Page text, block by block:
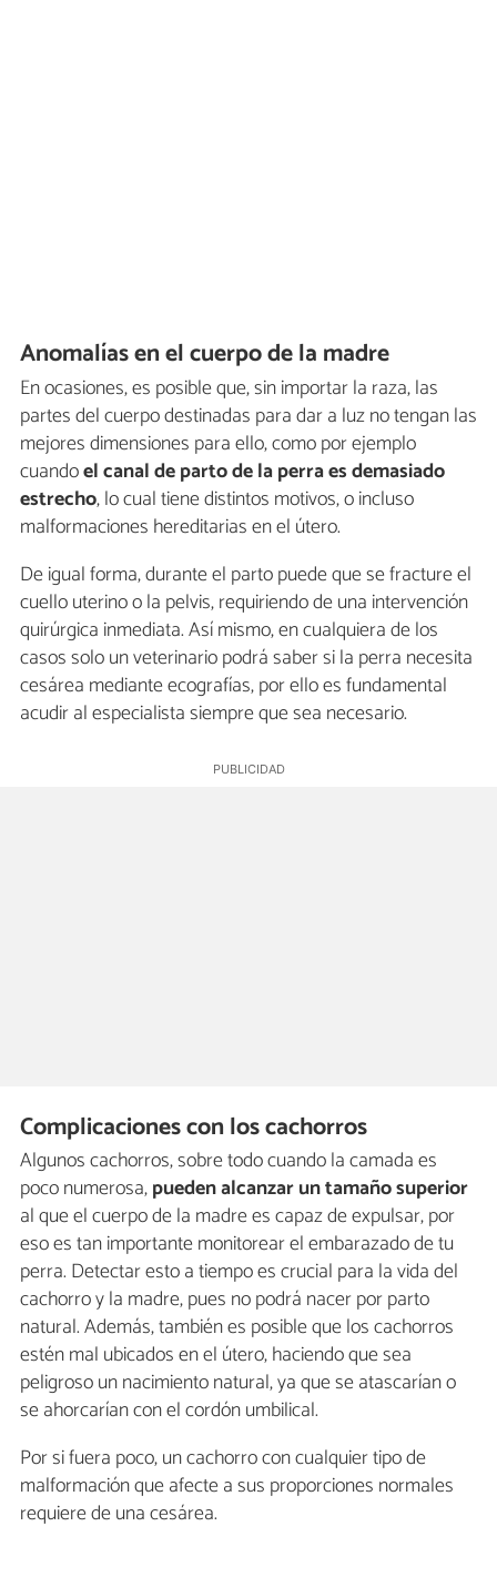
Anomalías en el cuerpo de la madre
En ocasiones, es posible que, sin importar la raza, las
partes del cuerpo destinadas para dar a luz no tengan las
mejores dimensiones para ello, como por ejemplo
cuandoel canal de parto de la perra es demasiado
estrecho, lo cual tiene distintos motivos, o incluso
malformaciones hereditarias en el útero.
De igual forma, durante el parto puede que se fracture el
cuello uterino o la pelvis, requiriendo de una intervención
quirúrgica inmediata. Así mismo, en cualquiera de los
casos solo un veterinario podrá saber si la perra necesita
cesárea mediante ecografías, por ello es fundamental
acudir al especialista siempre que sea necesario.
Complicaciones con los cachorros
Algunos cachorros, sobre todo cuando la camada es
poco numerosa,pueden alcanzar un tamaño superior
al que el cuerpo de la madre es capaz de expulsar, por
eso es tan importante monitorear el embarazado de tu
perra. Detectar esto a tiempo es crucial para la vida del
cachorro y la madre, pues no podrá nacer por parto
natural. Además, también es posible que los cachorros
estén mal ubicados en el útero, haciendo que sea
peligroso un nacimiento natural, ya que se atascarían o
se ahorcarían con el cordón umbilical.
Por si fuera poco, un cachorro con cualquier tipo de
malformación que afecte a sus proporciones normales
requiere de una cesárea.